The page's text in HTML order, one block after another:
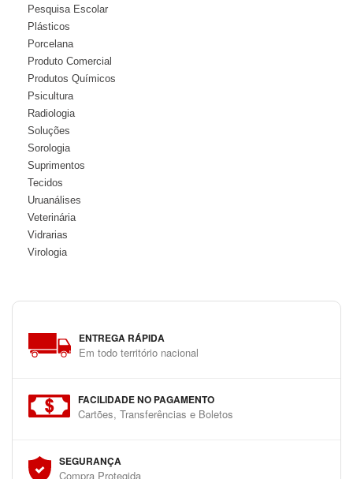
Pesquisa Escolar
Plásticos
Porcelana
Produto Comercial
Produtos Químicos
Psicultura
Radiologia
Soluções
Sorologia
Suprimentos
Tecidos
Uruanálises
Veterinária
Vidrarias
Virologia
ENTREGA RÁPIDA
Em todo território nacional
FACILIDADE NO PAGAMENTO
Cartões, Transferências e Boletos
SEGURANÇA
Compra Protegida